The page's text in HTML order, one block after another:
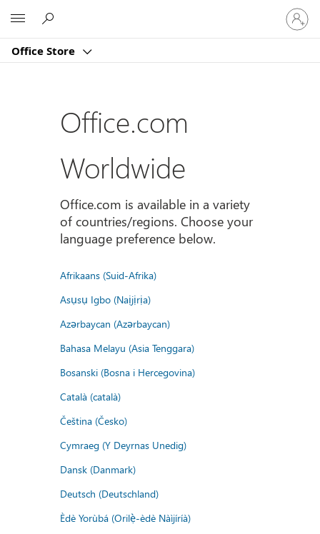
Office Store
Sign
in
to
account
Office.com
Worldwide
Office.com is available in a variety
of countries/regions. Choose your
language preference below.
Afrikaans (Suid-Afrika)
Asụsụ Igbo (Naịjịrịa)
Azərbaycan (Azərbaycan)
Bahasa Melayu (Asia Tenggara)
Bosanski (Bosna i Hercegovina)
Català (català)
Čeština (Česko)
Cymraeg (Y Deyrnas Unedig)
Dansk (Danmark)
Deutsch (Deutschland)
Èdè Yorùbá (Orilẹ̀-èdè Nàìjíríà)